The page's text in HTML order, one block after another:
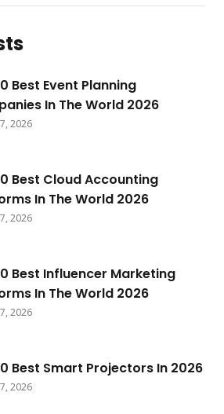
Best Event Planning
In The World 2026
2026
Best Cloud Accounting
In The World 2026
2026
Best Influencer Marketing
In The World 2026
2026
Best Smart Projectors In 2026
2026